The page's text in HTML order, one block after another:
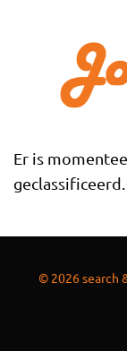
Er is
geclassificeerd.
© 2026 search